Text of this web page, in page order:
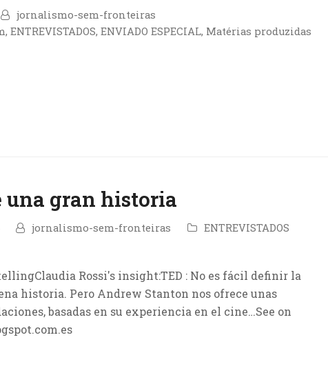
jornalismo-sem-fronteiras
, ENTREVISTADOS, ENVIADO ESPECIAL, Matérias produzidas
una gran historia
jornalismo-sem-fronteiras
ENTREVISTADOS
Rossi's insight:TED : No es fácil definir la
historia. Pero Andrew Stanton nos ofrece unas
basadas en su experiencia en el cine…See on